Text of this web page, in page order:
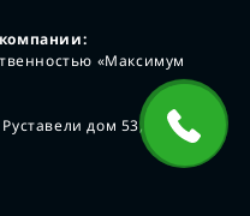
«Максимум
дом 53, лит А,